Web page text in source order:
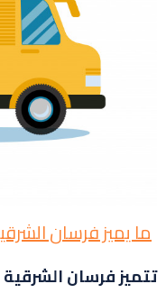
ما يميز فرسان
تتميز فرسان